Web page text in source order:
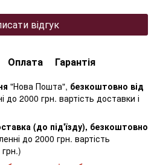
відгук
Оплата Гарантія
"Нова Пошта", безкоштовно від
до 2000 грн. вартість доставки і
(до під'їзду), безкоштовно
до 2000 грн. вартість